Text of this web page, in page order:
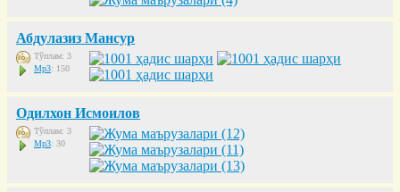
Абдулазиз Мансур
Тўплам: 3
Mp3: 150
Одилхон Исмоилов
Тўплам: 3
Mp3: 30